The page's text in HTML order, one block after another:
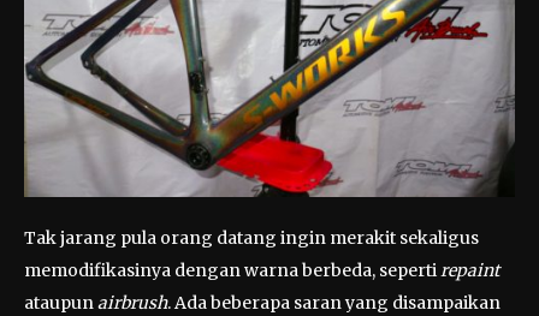
Tak jarang pula orang datang ingin merakit sekaligus
memodifikasinya dengan warna berbeda, sepertirepaint
ataupunairbrush. Ada beberapa saran yang disampaikan